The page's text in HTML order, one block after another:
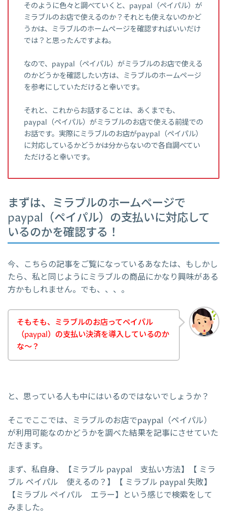
そのように色々と調べていくと、paypal（ペイパル）が
ミラブルのお店で使えるのか？それとも使えないのかど
うかは、ミラブルのホームページを確認すればいいだけ
では？と思ったんですよね。
なので、paypal（ペイパル）がミラブルのお店で使える
のかどうかを確認したい方は、ミラブルのホームページ
を参考にしていただけると幸いです。
それと、これからお話することは、あくまでも、
paypal（ペイパル）がミラブルのお店で使える前提での
お話です。実際にミラブルのお店がpaypal（ペイパル）
に対応しているかどうかは分からないので各自調べてい
ただけると幸いです。
まずは、ミラブルのホームページで
paypal（ペイパル）の支払いに対応して
いるのかを確認する！
今、こちらの記事をご覧になっているあなたは、もしかし
たら、私と同じようにミラブルの商品にかなり興味がある
方かもしれません。でも、、、。
そもそも、ミラブルのお店ってペイパル
（paypal）の支払い決済を導入しているのか
な～？
と、思っている人も中にはいるのではないでしょうか？
そこでここでは、ミラブルのお店でpaypal（ペイパル）
が利用可能なのかどうかを調べた結果を記事にさせていた
だきます。
まず、私自身、【ミラブル paypal 支払い方法】【 ミラ
ブル ペイパル 使えるの？】【 ミラブル paypal 失敗】
【ミラブル ペイパル エラー】という感じで検索をして
みました。